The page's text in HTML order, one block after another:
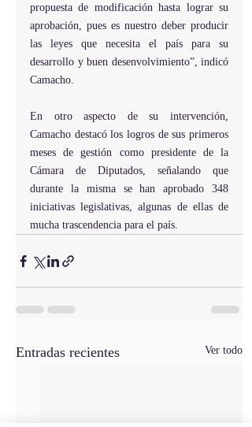
propuesta de modificación hasta lograr su
aprobación, pues es nuestro deber producir
las leyes que necesita el país para su
desarrollo y buen desenvolvimiento”, indicó
Camacho.
En otro aspecto de su intervención,
Camacho destacó los logros de sus primeros
meses de gestión como presidente de la
Cámara de Diputados, señalando que
durante la misma se han aprobado 348
iniciativas legislativas, algunas de ellas de
mucha trascendencia para el país.
Entradas recientes Ver todo